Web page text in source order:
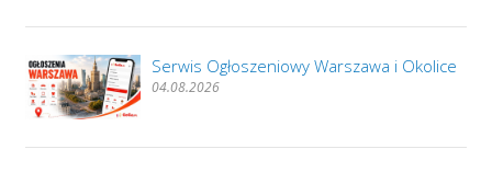
Serwis Ogłoszeniowy Warszawa i Okolice
04.08.2026